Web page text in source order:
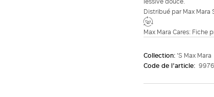
Distribué par Max
Max Mara Cares:
Collection: 'S Max Mara
Code de l’article: